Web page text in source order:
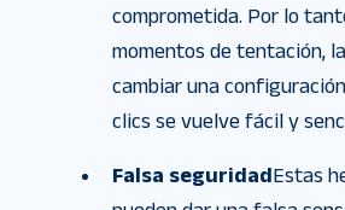
comprometida. Por lo
momentos de tentación,
cambiar una
clics se vuelve fácil y
Falsa seguridadEstas